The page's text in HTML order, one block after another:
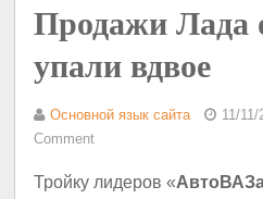
Продажи Лада
упали вдвое
Основной язык сайта 11/11/
Comment
Тройку лидеров «